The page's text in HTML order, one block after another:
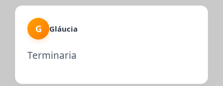
G Gláucia
Terminaria